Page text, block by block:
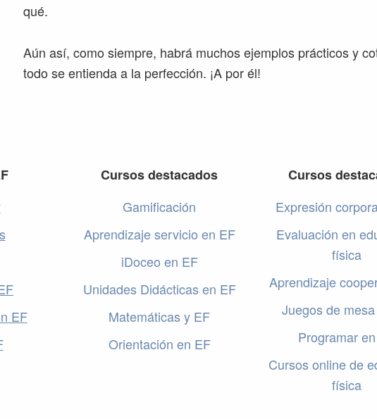
qué.
Aún así, como siempre, habrá muchos ejemplos prácticos y
todo se entienda a la perfección. ¡A por él!
EF
Cursos destacados
Gamificación
Aprendizaje servicio en EF
iDoceo en EF
Unidades Didácticas en EF
Matemáticas y EF
Orientación en EF
Cursos
Expresión
Evaluación en
física
Aprendizaje
Juegos de
Programar
Cursos online de
física